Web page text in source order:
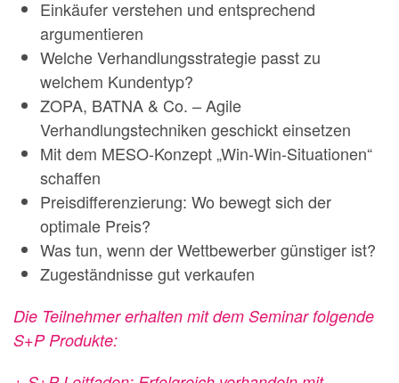
Einkäufer verstehen und entsprechend
argumentieren
Welche Verhandlungsstrategie passt zu
welchem Kundentyp?
ZOPA, BATNA & Co. – Agile
Verhandlungstechniken geschickt einsetzen
Mit dem MESO-Konzept „Win-Win-Situationen“
schaffen
Preisdifferenzierung: Wo bewegt sich der
optimale Preis?
Was tun, wenn der Wettbewerber günstiger ist?
Zugeständnisse gut verkaufen
Die Teilnehmer erhalten mit dem Seminar folgende
S+P Produkte: